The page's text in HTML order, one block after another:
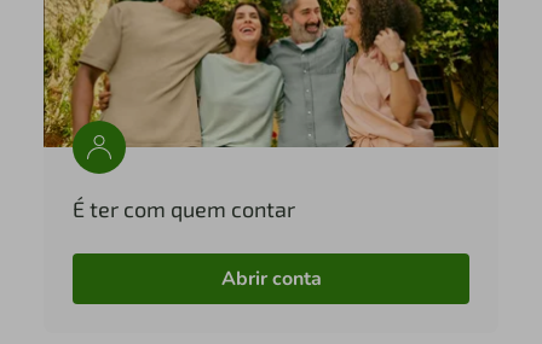
É ter com quem contar
Abrir conta